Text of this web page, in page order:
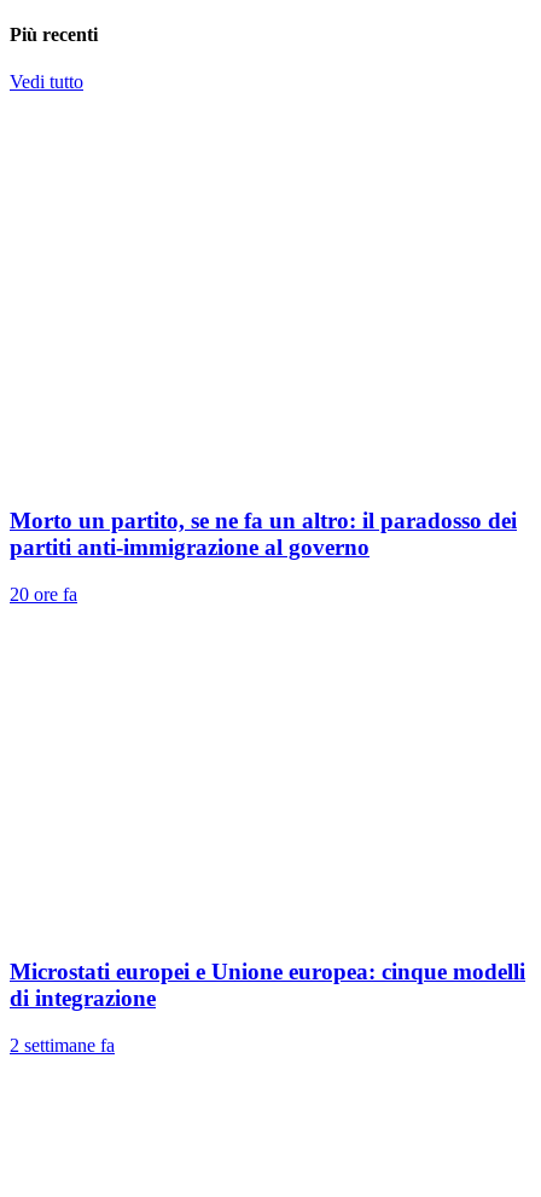
Più recenti
Vedi tutto
Morto un partito, se ne fa un altro: il paradosso dei
partiti anti-immigrazione al governo
20 ore fa
Microstati europei e Unione europea: cinque modelli
di integrazione
2 settimane fa